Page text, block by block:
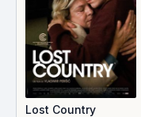
Lost Country